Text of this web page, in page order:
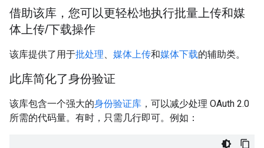
借助该库，您可以更轻松地执行批量上传和媒
体上传/下载操作
该库提供了用于批处理、 媒体上传和媒体下载的辅助类。
此库简化了身份验证
该库包含一个强大的身份验证库 ，可以减少处理 OAuth 2.0
所需的代码量。有时，只需几行即可。例如：